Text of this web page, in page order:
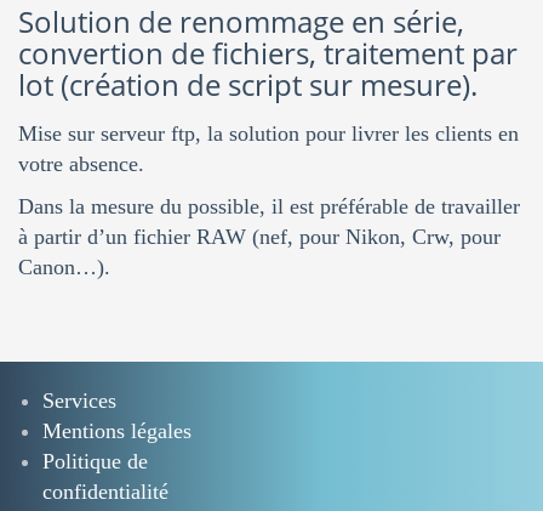
Solution de renommage en série,
convertion de fichiers, traitement par
lot (création de script sur mesure).
Mise sur serveur ftp, la solution pour livrer les clients en
votre absence.
Dans la mesure du possible, il est préférable de travailler
à partir d’un fichier RAW (nef, pour Nikon, Crw, pour
Canon…).
Services
Mentions légales
Politique de
confidentialité